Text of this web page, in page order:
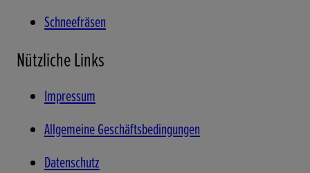
Schneefräsen
Nützliche Links
Impressum
Allgemeine Geschäftsbedingungen
Datenschutz